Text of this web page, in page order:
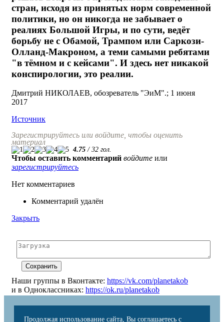
стран, исходя из принятых норм современной
политики, но он никогда не забывает о
реалиях Большой Игры, и по сути, ведёт
борьбу не с Обамой, Трампом или Саркози-
Олланд-Макроном, а теми самыми ребятами
"в тёмном и с кейсами". И здесь нет никакой
конспирологии, это реалии.
Дмитрий НИКОЛАЕВ, обозреватель "ЭиМ".; 1 июня
2017
Источник
Зарегистрируйтесь или войдите, чтобы оценить
материал
4.75 / 32 гол.
Чтобы оставить комментарий войдите или
зарегистрируйтесь
Нет комментариев
Комментарий удалён
Закрыть
Наши группы в Вконтакте: https://vk.com/planetakob
и в Одноклассниках: https://ok.ru/planetakob
Продолжая использование сайта, Вы соглашаетесь с